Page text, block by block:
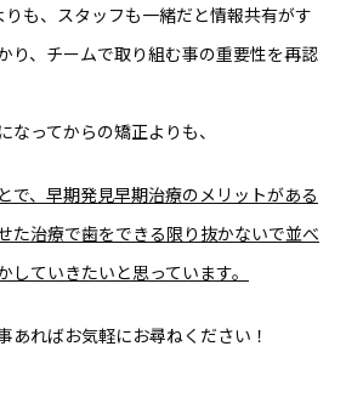
も、スタッフも一緒だと情報共有がす
り、チームで取り組む事の重要性を再認
ってからの矯正よりも、
で、早期発見早期治療のメリットがある
た治療で歯をできる限り抜かないで並べ
していきたいと思っています。
あればお気軽にお尋ねください！